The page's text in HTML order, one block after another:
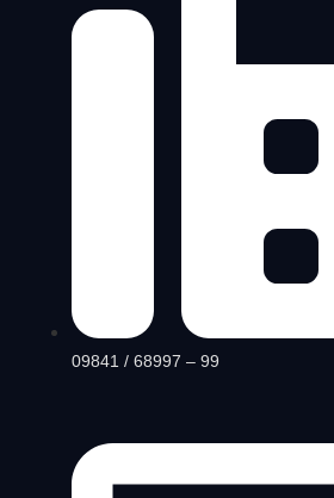
09841 / 68997 – 99